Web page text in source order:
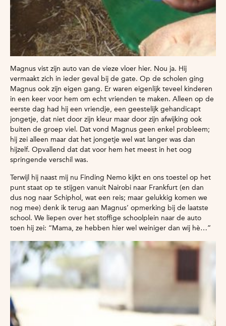
Magnus vist zijn auto van de vieze vloer hier. Nou ja. Hij
vermaakt zich in ieder geval bij de gate. Op de scholen ging
Magnus ook zijn eigen gang. Er waren eigenlijk teveel kinderen
in een keer voor hem om echt vrienden te maken. Alleen op de
eerste dag had hij een vriendje, een geestelijk gehandicapt
jongetje, dat niet door zijn kleur maar door zijn afwijking ook
buiten de groep viel. Dat vond Magnus geen enkel probleem;
hij zei alleen maar dat het jongetje wel wat langer was dan
hijzelf. Opvallend dat dat voor hem het meest in het oog
springende verschil was.
Terwijl hij naast mij nu Finding Nemo kijkt en ons toestel op het
punt staat op te stijgen vanuit Nairobi naar Frankfurt (en dan
dus nog naar Schiphol, wat een reis; maar gelukkig komen we
nog mee) denk ik terug aan Magnus’ opmerking bij de laatste
school. We liepen over het stoffige schoolplein naar de auto
toen hij zei: “Mama, ze hebben hier wel weiniger dan wij hè…”